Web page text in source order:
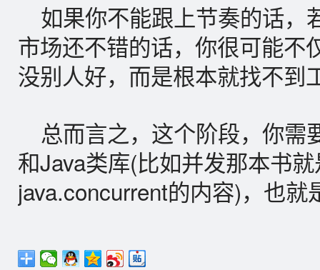
如果你不能跟上节奏的话，
市场还不错的话，你很可能不
没别人好，而是根本就找不到
总而言之，这个阶段，你需
和Java类库(比如并发那本书
java.concurrent的内容)，也